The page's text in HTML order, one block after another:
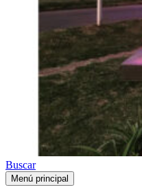
Buscar
Menú principal